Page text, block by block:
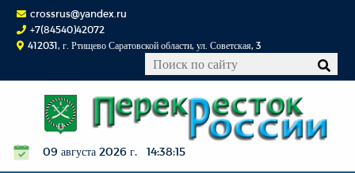
crossrus@yandex.ru
+7(84540)42072
412031, г. Ртищево Саратовской области, ул. Советская, 3
09 августа 2026 г. 14:38:16